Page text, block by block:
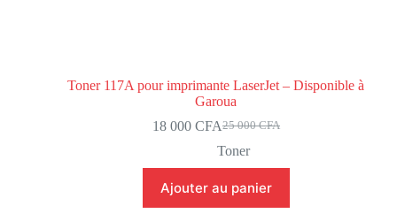
Toner 117A pour imprimante LaserJet – Disponible à
Garoua
25 000CFA
18 000 CFA
Toner
Ajouter au panier